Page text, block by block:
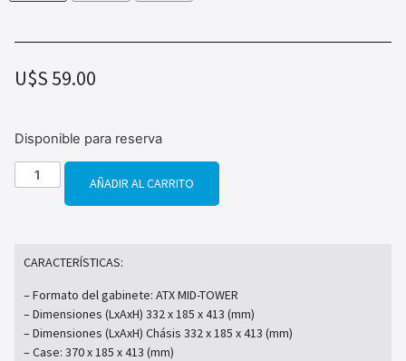
U$S 59.00
Disponible para reserva
AÑADIR AL CARRITO
CARACTERÍSTICAS:
– Formato del gabinete: ATX MID-TOWER
– Dimensiones (LxAxH) 332 x 185 x 413 (mm)
– Dimensiones (LxAxH) Chásis 332 x 185 x 413 (mm)
– Case: 370 x 185 x 413 (mm)